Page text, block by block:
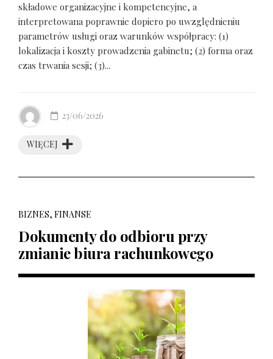
składowe organizacyjne i kompetencyjne, a
interpretowana poprawnie dopiero po uwzględnieniu
parametrów usługi oraz warunków współpracy: (1)
lokalizacja i koszty prowadzenia gabinetu; (2) forma oraz
czas trwania sesji; (3)...
WIĘCEJ
23/06/2026
BIZNES, FINANSE
Dokumenty do odbioru przy
zmianie biura rachunkowego